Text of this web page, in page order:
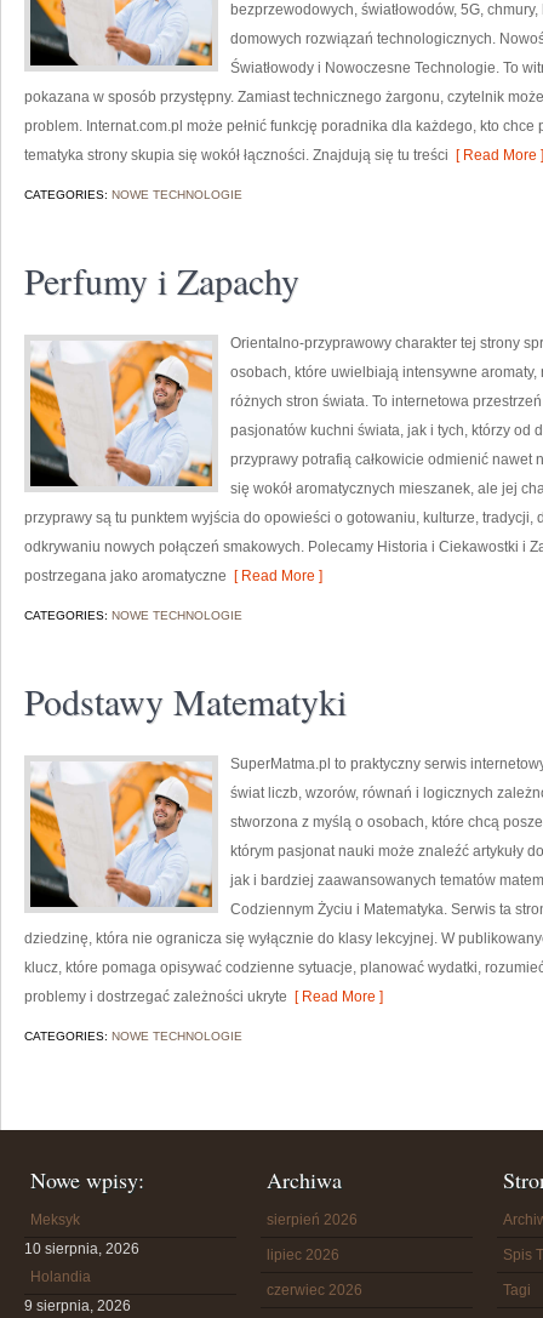
bezprzewodowych, światłowodów, 5G,
domowych rozwiązań technologicznych.
Światłowody i Nowoczesne Technologie. To
pokazana w sposób przystępny. Zamiast technicznego żargonu, czytelnik
problem. Internat.com.pl może pełnić funkcję poradnika dla każdego, kto chce
tematyka strony skupia się wokół łączności. Znajdują się tu treści [ Read More ]
CATEGORIES: NOWE TECHNOLOGIE
Perfumy i Zapachy
Orientalno-przyprawowy charakter tej strony
osobach, które uwielbiają intensywne
różnych stron świata. To internetowa
pasjonatów kuchni świata, jak i tych, którzy od
przyprawy potrafią całkowicie odmienić nawet
się wokół aromatycznych mieszanek, ale jej
przyprawy są tu punktem wyjścia do opowieści o gotowaniu, kulturze, tradycji,
odkrywaniu nowych połączeń smakowych. Polecamy Historia i Ciekawostki i
postrzegana jako aromatyczne [ Read More ]
CATEGORIES: NOWE TECHNOLOGIE
Podstawy Matematyki
SuperMatma.pl to praktyczny serwis
świat liczb, wzorów, równań i logicznych
stworzona z myślą o osobach, które chcą
którym pasjonat nauki może znaleźć artykuły
jak i bardziej zaawansowanych tematów
Codziennym Życiu i Matematyka. Serwis ta
dziedzinę, która nie ogranicza się wyłącznie do klasy lekcyjnej. W
klucz, które pomaga opisywać codzienne sytuacje, planować wydatki,
problemy i dostrzegać zależności ukryte [ Read More ]
CATEGORIES: NOWE TECHNOLOGIE
Nowe wpisy:
Meksyk
10 sierpnia, 2026
Holandia
9 sierpnia, 2026
Archiwa
sierpień 2026
lipiec 2026
czerwiec 2026
Spis
Tagi